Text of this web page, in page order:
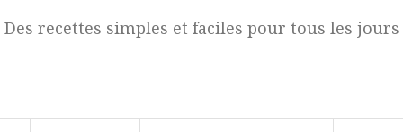
Des recettes simples et faciles pour tous les jours